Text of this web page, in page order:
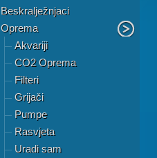
Beskralježnjaci
Oprema
Akvariji
CO2 Oprema
Filteri
Grijači
Pumpe
Rasvjeta
Uradi sam